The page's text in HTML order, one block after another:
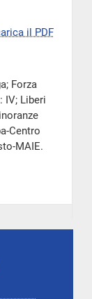
il PDF
Forza
IV; Liberi
Centro
MAIE.